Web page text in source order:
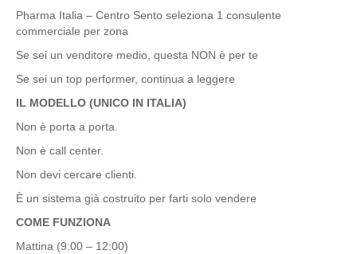
Pharma Italia – Centro Sento seleziona 1 consulente
commerciale per zona
Se sei un venditore medio, questa NON è per te
Se sei un top performer, continua a leggere
IL MODELLO (UNICO IN ITALIA)
Non è porta a porta.
Non è call center.
Non devi cercare clienti.
È un sistema già costruito per farti solo vendere
COME FUNZIONA
Mattina (9:00 – 12:00)